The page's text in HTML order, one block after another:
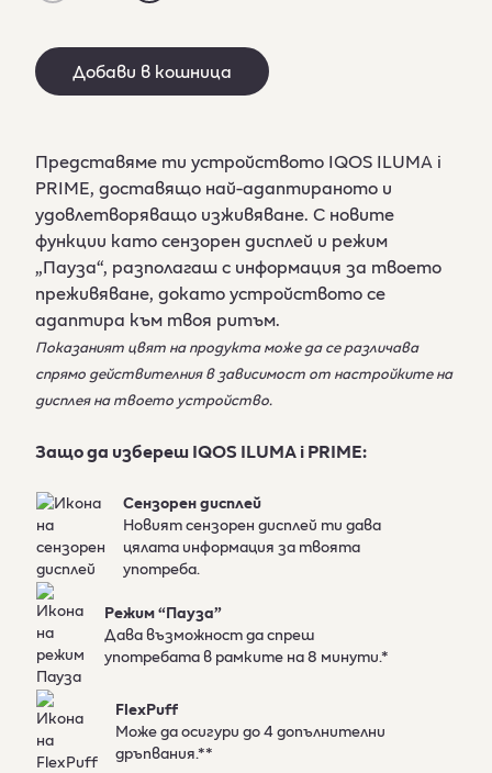
Добави в кошница
Представяме ти устройството IQOS ILUMA i
PRIME, доставящо най-адаптираното и
удовлетворяващо изживяване. С новите
функции като сензорен дисплей и режим
„Пауза“, разполагаш с информация за твоето
преживяванe, докато устройството се
адаптира към твоя ритъм.
Показаният цвят на продукта може да се различава
спрямо действителния в зависимост от настройките на
дисплея на твоето устройство.
Защо да избереш IQOS ILUMA i PRIME:
Сензорен дисплей
Новият сензорен дисплей ти дава
цялата информация за твоята
употреба.
Режим “Пауза”
Дава възможност да спреш
употребата в рамките на 8 минути.*
FlexPuff
Може да осигури до 4 допълнителни
дръпвания.**